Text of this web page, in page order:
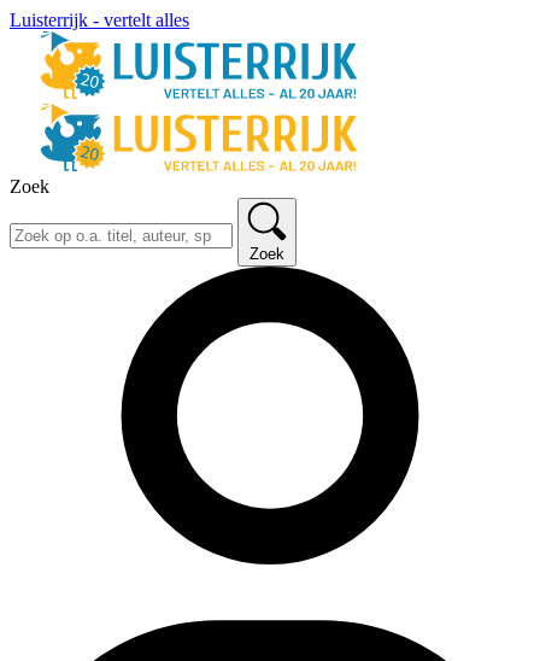
Luisterrijk - vertelt alles
Zoek
Zoek